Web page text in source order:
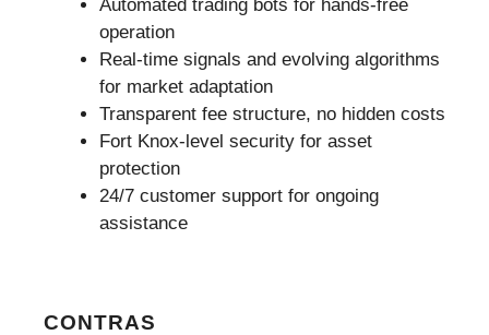
Automated trading bots for hands-free
operation
Real-time signals and evolving algorithms
for market adaptation
Transparent fee structure, no hidden costs
Fort Knox-level security for asset
protection
24/7 customer support for ongoing
assistance
CONTRAS